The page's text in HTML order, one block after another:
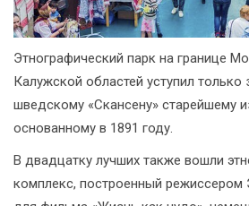
Этнографический парк на границе
Калужской областей уступил только
шведскому «Скансену» старейшему
основанному в 1891 году.
В двадцатку лучших также вошли
комплекс, построенный режиссером